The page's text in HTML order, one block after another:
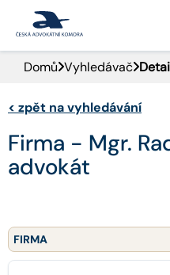
PORTÁL ČAK
DOMŮ
AKTUALITY
PRO VEŘEJNOST
Domů Vyhledávač
< zpět na vyhledávání
Firma - Mgr.
advokát
FIRMA